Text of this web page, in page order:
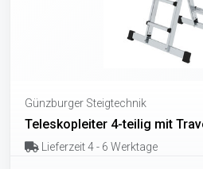
Günzburger Steigtechnik
Teleskopleiter 4-teilig mit
Lieferzeit 4 - 6 Werktage